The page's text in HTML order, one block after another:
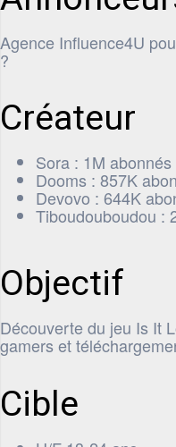
Agence Influence4U
?
Créateur
Sora : 1M abonnés
Dooms : 857K
Devovo : 644K
Tiboudouboudou :
Objectif
Découverte du jeu Is It
gamers et
Cible